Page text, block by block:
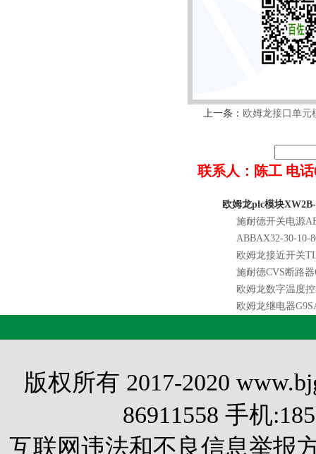
上一条： 欧姆龙接口单元
联系人：陈工 电话
欧姆龙plc模块
施耐德开关电源
ABBAX32-30-10-
欧姆龙接近开关
施耐德CVS断路器
欧姆龙数字温度
欧姆龙继电器
版权所有 2017-2020
86911558 手机
互联网违法和不良信息举报